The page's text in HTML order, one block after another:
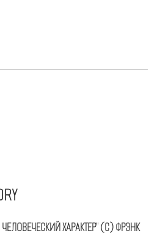
ХАРАКТЕР" (С) ФРЭНК